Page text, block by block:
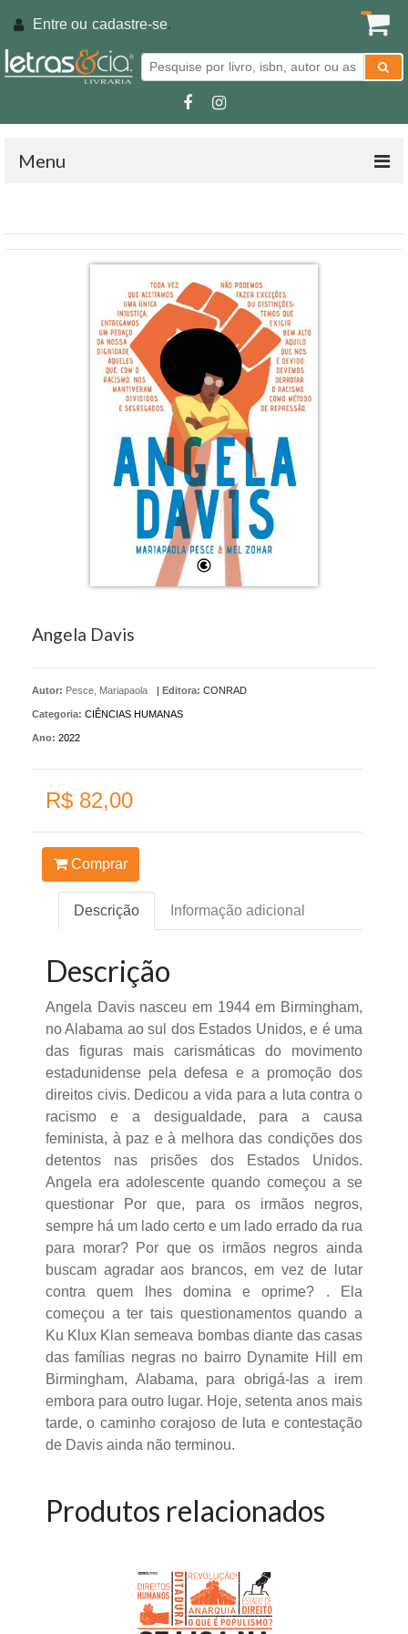
Entre ou cadastre-se.
Menu
Angela Davis
Autor: Pesce, Mariapaola | Editora: CONRAD
Categoria: CIÊNCIAS HUMANAS
Ano: 2022
R$ 82,00
Comprar
Descrição Informação adicional
Descrição
Angela Davis nasceu em 1944 em Birmingham,
no Alabama ao sul dos Estados Unidos, e é uma
das figuras mais carismáticas do movimento
estadunidense pela defesa e a promoção dos
direitos civis. Dedicou a vida para a luta contra o
racismo e a desigualdade, para a causa
feminista, à paz e à melhora das condições dos
detentos nas prisões dos Estados Unidos.
Angela era adolescente quando começou a se
questionar Por que, para os irmãos negros,
sempre há um lado certo e um lado errado da rua
para morar? Por que os irmãos negros ainda
buscam agradar aos brancos, em vez de lutar
contra quem lhes domina e oprime? . Ela
começou a ter tais questionamentos quando a
Ku Klux Klan semeava bombas diante das casas
das famílias negras no bairro Dynamite Hill em
Birmingham, Alabama, para obrigá-las a irem
embora para outro lugar. Hoje, setenta anos mais
tarde, o caminho corajoso de luta e contestação
de Davis ainda não terminou.
Produtos relacionados